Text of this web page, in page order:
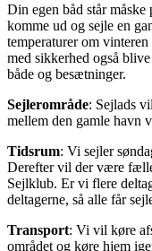
Din egen båd står
komme ud og sejle en
temperaturer om
med sikkerhed også
både og besætninger.
Sejlerområde: Sejlads
mellem den gamle havn
Tidsrum: Vi sejler
Derefter vil der være
Sejlklub. Er vi flere
deltagerne, så alle får
Transport: Vi vil køre
området og køre hjem